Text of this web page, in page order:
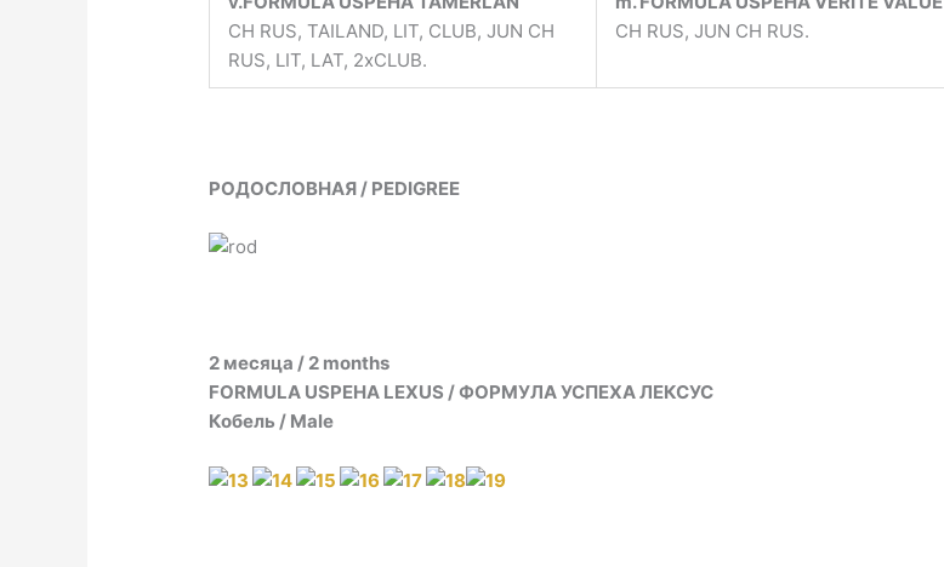
CH RUS, TAILAND, LIT, CLUB, JUN CH
RUS, LIT, LAT, 2xCLUB.
CH RUS, JUN CH RUS.
РОДОСЛОВНАЯ / PEDIGREE
2 месяца / 2 months
FORMULA USPEHA LEXUS / ФОРМУЛА УСПЕХА ЛЕКСУС
Кобель / Male